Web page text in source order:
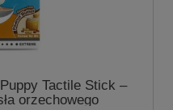
Tactile Stick –
orzechowego